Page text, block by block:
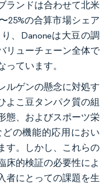
ランドは合わせて北米
25%の合算市場シェア
、Danoneは大豆の調
リューチェーン全体で
ています。
ルゲンの懸念に対処す
よこ豆タンパク質の組
態、およびスポーツ栄
の機能的応用におい
す。しかし、これらの
床的検証の必要性によ
者にとっての課題を生